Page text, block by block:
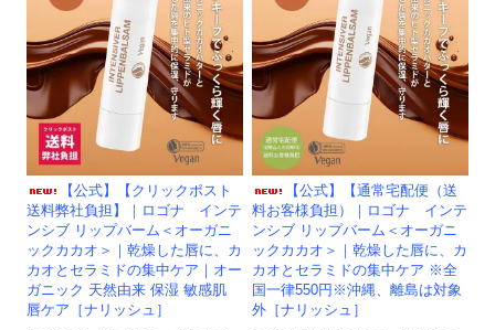
【公式】【クリックポスト
送料弊社負担】｜ロゴナ インテ
ンシブ リップバーム＜オーガニ
ックカカオ＞｜乾燥した唇に、カ
カオとセラミドの集中ケア｜オー
ガニック 天然由来 保湿 敏感肌
唇ケア［ナリッシュ］
【公式】【通常宅配便（送
料お客様負担）｜ロゴナ インテ
ンシブ リップバーム＜オーガニ
ックカカオ＞｜乾燥した唇に、カ
カオとセラミドの集中ケア ※全
国一律550円※沖縄、離島は対象
外［ナリッシュ］